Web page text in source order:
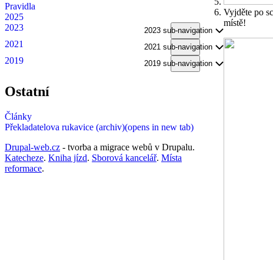
Pravidla
2025
2023
2023 sub-navigation
2021 2021 sub-navigation
2019 2019 sub-navigation
Ostatní
Články
Překladatelova rukavice (archiv)(opens in new tab)
Drupal-web.cz - tvorba a migrace webů v Drupalu.
Katecheze. Kniha jízd. Sborová kancelář. Místa
reformace.
Vyjděte po
místě!